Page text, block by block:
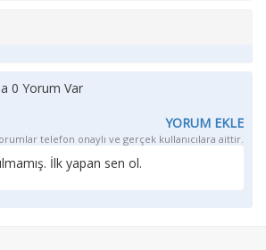
0 Yorum Var
YORUM EKLE
telefon onaylı ve gerçek kullanıcılara aittir.
İlk yapan sen ol.